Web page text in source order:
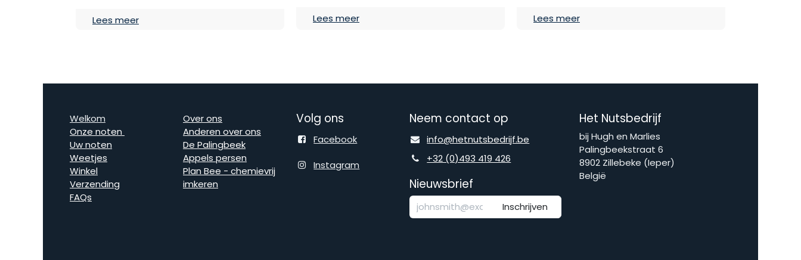
Lees meer Lees meer
Lees meer
Welkom
Onze noten
Uw noten
Weetjes
Winkel
Verzending
FAQs
Over ons
Anderen over ons
De Palingbeek
Appels persen
Plan Bee - chemievrij
imkeren
Volg ons
Facebook
Instagram
Neem contact op
info@hetnutsbedrijf.be
+32 (0)493 419 426
Nieuwsbrief
Inschrijven
Het Nutsbedrijf
bij Hugh en Marlies
Palingbeekstraat 6
8902 Zillebeke (Ieper)
België